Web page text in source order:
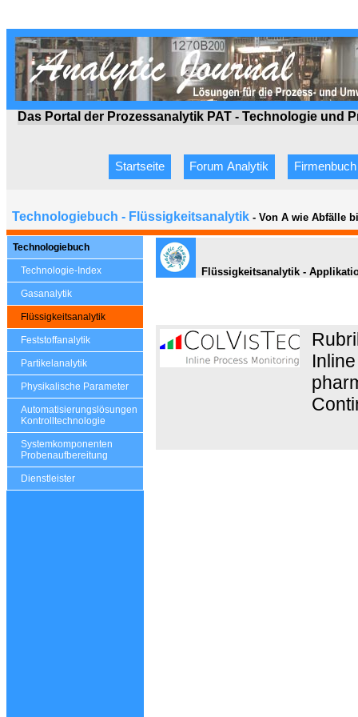
Das Portal der Prozessanalytik PAT - Technologie und
Startseite Forum Analytik Firmenbuch
Technologiebuch - Flüssigkeitsanalytik - Von A wie Abfälle
Technologiebuch
Technologie-Index
Gasanalytik
Flüssigkeitsanalytik
Feststoffanalytik
Partikelanalytik
Physikalische Parameter
Automatisierungslösungen
Kontrolltechnologie
Systemkomponenten
Probenaufbereitung
Dienstleister
Flüssigkeitsanalytik -